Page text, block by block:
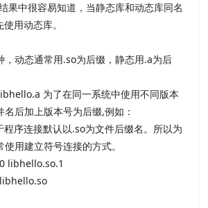
果中很容易知道，当静态库和动态库同名
用动态库。
，动态通常用.so为后缀，静态用.a为后
为了在同一系统中使用不同版本
名后加上版本号为后缀,例如：
序连接默认以.so为文件后缀名。所以为
用建立符号连接的方式。
libhello.so.1